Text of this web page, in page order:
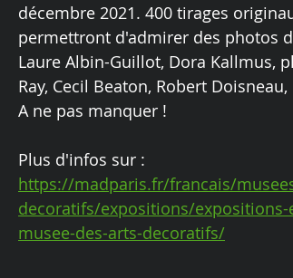
décembre 2021. 400 tirages
permettront d'admirer des photos
Laure Albin-Guillot, Dora Kallmus,
Ray, Cecil Beaton, Robert
A ne pas manquer !
Plus d'infos sur :
https://madparis.fr/francais/
decoratifs/expositions/
musee-des-arts-decoratifs/